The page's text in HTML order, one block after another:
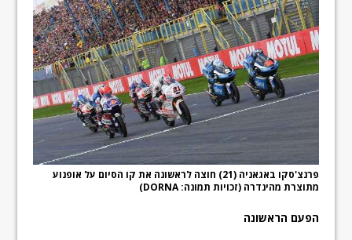
פרנצ'סקו באגאניה (21) חוצה לראשונה את קו הסיום על אופנוע
מתוצרת מהינדרה (זכויות תמונה: DORNA)
הפעם הראשונה